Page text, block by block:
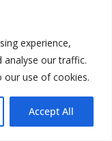
experience,
analyse our traffic.
our use of cookies.
Accept All
будто